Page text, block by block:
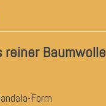
Baumwolle
Form